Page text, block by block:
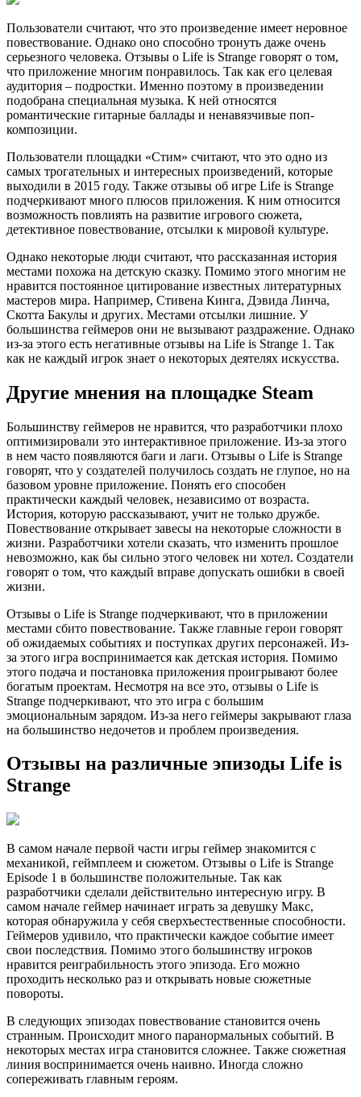
Пользователи считают, что это произведение имеет неровное
повествование. Однако оно способно тронуть даже очень
серьезного человека. Отзывы о Life is Strange говорят о том,
что приложение многим понравилось. Так как его целевая
аудитория – подростки. Именно поэтому в произведении
подобрана специальная музыка. К ней относятся
романтические гитарные баллады и ненавязчивые поп-
композиции.
Пользователи площадки «Стим» считают, что это одно из
самых трогательных и интересных произведений, которые
выходили в 2015 году. Также отзывы об игре Life is Strange
подчеркивают много плюсов приложения. К ним относится
возможность повлиять на развитие игрового сюжета,
детективное повествование, отсылки к мировой культуре.
Однако некоторые люди считают, что рассказанная история
местами похожа на детскую сказку. Помимо этого многим не
нравится постоянное цитирование известных литературных
мастеров мира. Например, Стивена Кинга, Дэвида Линча,
Скотта Бакулы и других. Местами отсылки лишние. У
большинства геймеров они не вызывают раздражение. Однако
из-за этого есть негативные отзывы на Life is Strange 1. Так
как не каждый игрок знает о некоторых деятелях искусства.
Другие мнения на площадке Steam
Большинству геймеров не нравится, что разработчики плохо
оптимизировали это интерактивное приложение. Из-за этого
в нем часто появляются баги и лаги. Отзывы о Life is Strange
говорят, что у создателей получилось создать не глупое, но на
базовом уровне приложение. Понять его способен
практически каждый человек, независимо от возраста.
История, которую рассказывают, учит не только дружбе.
Повествование открывает завесы на некоторые сложности в
жизни. Разработчики хотели сказать, что изменить прошлое
невозможно, как бы сильно этого человек ни хотел. Создатели
говорят о том, что каждый вправе допускать ошибки в своей
жизни.
Отзывы о Life is Strange подчеркивают, что в приложении
местами сбито повествование. Также главные герои говорят
об ожидаемых событиях и поступках других персонажей. Из-
за этого игра воспринимается как детская история. Помимо
этого подача и постановка приложения проигрывают более
богатым проектам. Несмотря на все это, отзывы о Life is
Strange подчеркивают, что это игра с большим
эмоциональным зарядом. Из-за него геймеры закрывают глаза
на большинство недочетов и проблем произведения.
Отзывы на различные эпизоды Life is
Strange
В самом начале первой части игры геймер знакомится с
механикой, геймплеем и сюжетом. Отзывы о Life is Strange
Episode 1 в большинстве положительные. Так как
разработчики сделали действительно интересную игру. В
самом начале геймер начинает играть за девушку Макс,
которая обнаружила у себя сверхъестественные способности.
Геймеров удивило, что практически каждое событие имеет
свои последствия. Помимо этого большинству игроков
нравится реиграбильность этого эпизода. Его можно
проходить несколько раз и открывать новые сюжетные
повороты.
В следующих эпизодах повествование становится очень
странным. Происходит много паранормальных событий. В
некоторых местах игра становится сложнее. Также сюжетная
линия воспринимается очень наивно. Иногда сложно
сопереживать главным героям.